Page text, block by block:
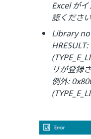
Excel が
認ください
Library
リが登録
例外: